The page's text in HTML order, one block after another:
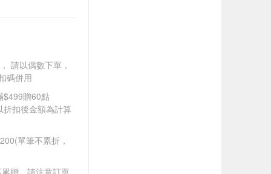
請以偶數下單，
碼併用
$499贈60點
扣後金額為計算
單筆不累折，
贈，請注意訂單